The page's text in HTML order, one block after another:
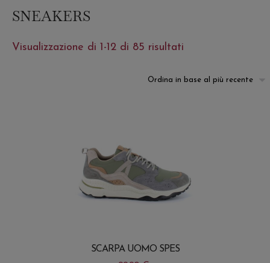
SNEAKERS
Visualizzazione di 1-12 di 85 risultati
base
SCARPA UOMO SPES